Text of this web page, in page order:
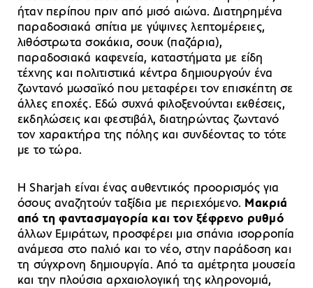
ήταν περίπου πριν από μισό αιώνα. Διατηρημένα
παραδοσιακά σπίτια με γύψινες λεπτομέρειες,
λιθόστρωτα σοκάκια, σουκ (παζάρια),
παραδοσιακά καφενεία, καταστήματα με είδη
τέχνης και πολιτιστικά κέντρα δημιουργούν ένα
ζωντανό μωσαϊκό που μεταφέρει τον επισκέπτη σε
άλλες εποχές. Εδώ συχνά φιλοξενούνται εκθέσεις,
εκδηλώσεις και φεστιβάλ, διατηρώντας ζωντανό
τον χαρακτήρα της πόλης και συνδέοντας το τότε
με το τώρα.
Η Sharjah είναι ένας αυθεντικός προορισμός για
όσους αναζητούν ταξίδια με περιεχόμενο. Μακριά
από τη φαντασμαγορία και τον ξέφρενο ρυθμό
άλλων Εμιράτων, προσφέρει μια σπάνια ισορροπία
ανάμεσα στο παλιό και το νέο, στην παράδοση και
τη σύγχρονη δημιουργία. Από τα αμέτρητα μουσεία
και την πλούσια αρχαιολογική της κληρονομιά,